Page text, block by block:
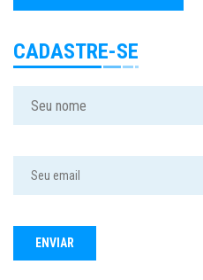
CADASTRE-SE